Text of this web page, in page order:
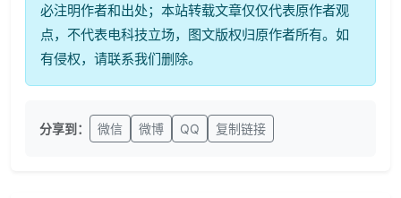
必注明作者和出处；本站转载文章仅仅代表原作者观
点，不代表电科技立场，图文版权归原作者所有。如
有侵权，请联系我们删除。
分享到： 微信 微博 QQ 复制链接